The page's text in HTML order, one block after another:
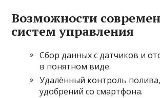
Возможности
систем управления
Сбор данных с датчиков и
в понятном виде.
Удалённый контроль
удобрений со смартфона.